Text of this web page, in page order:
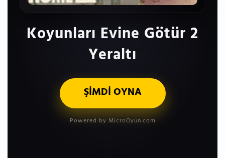
Koyunları Evine Götür 2
Yeraltı
ŞİMDİ OYNA
Powered by MicroOyun.com